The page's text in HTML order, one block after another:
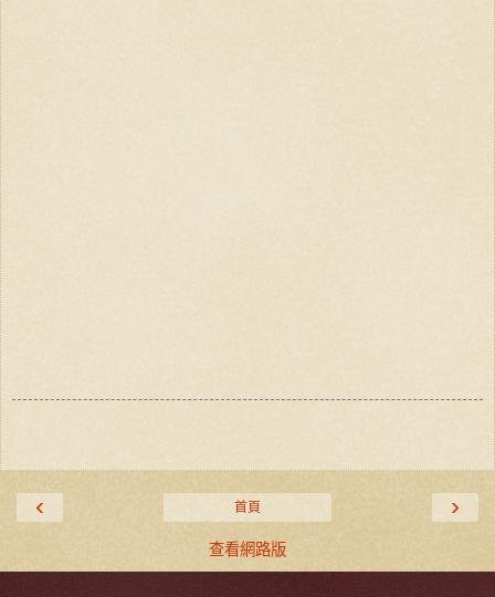
‹ ›
首頁
查看網路版